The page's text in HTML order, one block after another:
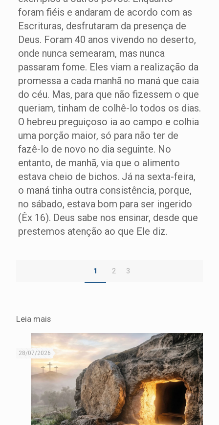
foram fiéis e andaram de acordo com as
Escrituras, desfrutaram da presença de
Deus. Foram 40 anos vivendo no deserto,
onde nunca semearam, mas nunca
passaram fome. Eles viam a realização da
promessa a cada manhã no maná que caia
do céu. Mas, para que não fizessem o que
queriam, tinham de colhê-lo todos os dias.
O hebreu preguiçoso ia ao campo e colhia
uma porção maior, só para não ter de
fazê-lo de novo no dia seguinte. No
entanto, de manhã, via que o alimento
estava cheio de bichos. Já na sexta-feira,
o maná tinha outra consistência, porque,
no sábado, estava bom para ser ingerido
(Êx 16). Deus sabe nos ensinar, desde que
prestemos atenção ao que Ele diz.
1 2 3
Leia mais
28/07/2026